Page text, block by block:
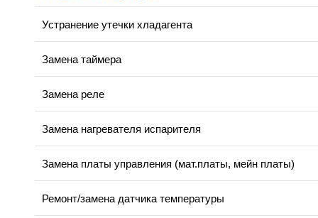
Устранение утечки хладагента
Замена таймера
Замена реле
Замена нагревателя испарителя
Замена платы управления (мат.платы, мейн платы)
Ремонт/замена датчика температуры